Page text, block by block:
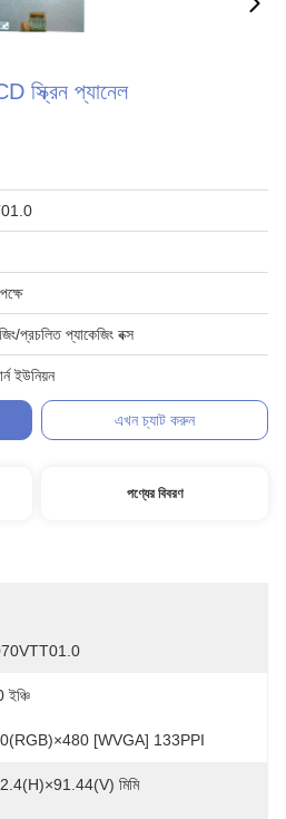
স্ক্রিন প্যানেল
প্রচলিত প্যাকেজিং বক্স
ইউনিয়ন
এখন চ্যাট করুন
পণ্যের বিবরণ
[WVGA] 133PPI
মিমি